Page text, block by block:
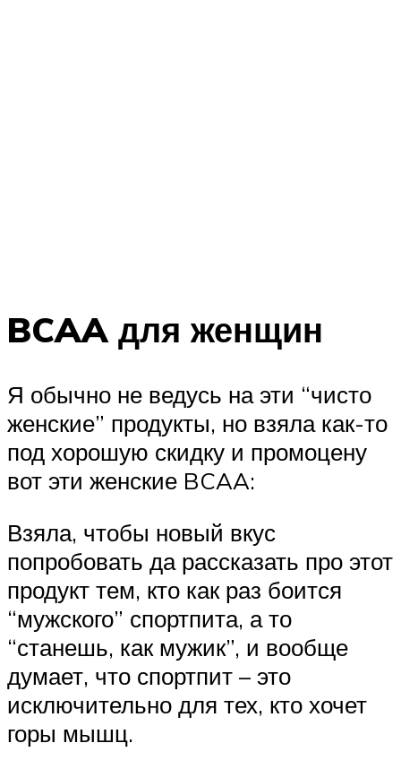
BCAA для женщин
Я обычно не ведусь на эти “чисто
женские” продукты, но взяла как-то
под хорошую скидку и промоцену
вот эти женские BCAA:
Взяла, чтобы новый вкус
попробовать да рассказать про этот
продукт тем, кто как раз боится
“мужского” спортпита, а то
“станешь, как мужик”, и вообще
думает, что спортпит – это
исключительно для тех, кто хочет
горы мышц.